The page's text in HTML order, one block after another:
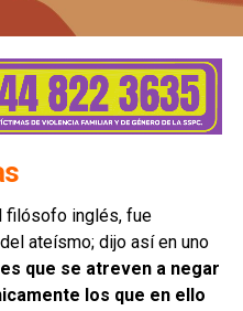
filósofo inglés, fue
ateísmo; dijo así en uno
que se atreven a negar
los que en ello